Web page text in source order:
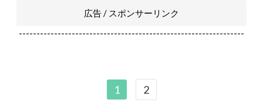
広告 / スポンサーリンク
----------------------------------------------------------------
1 2